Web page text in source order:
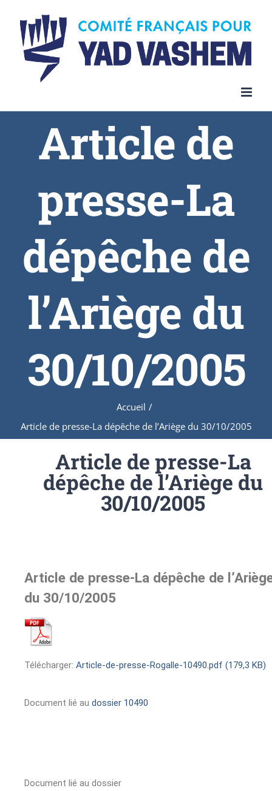
Article de
presse-La
dépêche de
l’Ariège du
30/10/2005
Accueil /
Article de presse-La dépêche de l’Ariège du 30/10/2005
Article de presse-La
dépêche de l’Ariège du
30/10/2005
Article de presse-La dépêche de
du 30/10/2005
Télécharger: Article-de-presse-Rogalle-10490.pdf (179,3 KB)
Document lié au dossier 10490
Document lié au dossier